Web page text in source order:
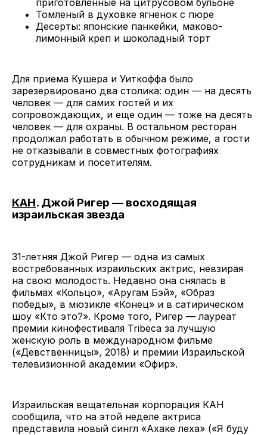
Томленый в духовке ягненок с пюре
Десерты: японские панкейки, маково-
лимонный креп и шоколадный торт
Для приема Кушера и Уиткоффа было
зарезервировано два столика: один — на десять
человек — для самих гостей и их
сопровождающих, и еще один — тоже на десять
человек — для охраны. В остальном ресторан
продолжал работать в обычном режиме, а гости
не отказывали в совместных фотографиях
сотрудникам и посетителям.
КАН. Джой Ригер — восходящая
израильская звезда
31-летняя Джой Ригер — одна из самых
востребованных израильских актрис, невзирая
на свою молодость. Недавно она снялась в
фильмах «Кольцо», «Аругам Бэй», «Образ
победы», в мюзикле «Конец» и в сатирическом
шоу «Кто это?». Кроме того, Ригер — лауреат
премии кинофестиваля Tribeca за лучшую
женскую роль в международном фильме
(«Девственницы», 2018) и премии Израильской
телевизионной академии «Офир».
Израильская вещательная корпорация КАН
сообщила, что на этой неделе актриса
представила новый сингл «Ахаке леха» («Я буду